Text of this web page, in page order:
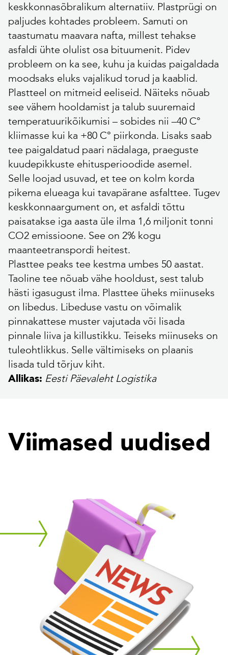
keskkonnasõbralikum alternatiiv. Plastprügi on
paljudes kohtades probleem. Samuti on
taastumatu maavara nafta, millest tehakse
asfaldi ühte olulist osa bituumenit. Pidev
probleem on ka see, kuhu ja kuidas paigaldada
moodsaks eluks vajalikud torud ja kaablid.
Plastteel on mitmeid eeliseid. Näiteks nõuab
see vähem hooldamist ja talub suuremaid
temperatuurikõikumisi – sobides nii –40 C°
kliimasse kui ka +80 C° piirkonda. Lisaks saab
tee paigaldatud paari nädalaga, praeguste
kuudepikkuste ehitusperioodide asemel.
Selle loojad usuvad, et tee on kolm korda
pikema elueaga kui tavapärane asfalttee. Tugev
keskkonnaargument on, et asfaldi tõttu
paisatakse iga aasta üle ilma 1,6 miljonit tonni
CO2 emissioone. See on 2% kogu
maanteetranspordi heitest.
Plasttee peaks tee kestma umbes 50 aastat.
Taoline tee nõuab vähe hooldust, sest talub
hästi igasugust ilma. Plasttee üheks miinuseks
on libedus. Libeduse vastu on võimalik
pinnakattese muster vajutada või lisada
pinnale liiva ja killustikku. Teiseks miinuseks on
tuleohtlikkus. Selle vältimiseks on plaanis
lisada tuld tõrjuv kiht.
Allikas: Eesti Päevaleht Logistika
Viimased uudised